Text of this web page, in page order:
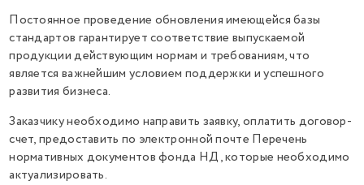
Постоянное проведение обновления имеющейся базы
стандартов гарантирует соответствие выпускаемой
продукции действующим нормам и требованиям, что
является важнейшим условием поддержки и успешного
развития бизнеса.
Заказчику необходимо направить заявку, оплатить договор-
счет, предоставить по электронной почте Перечень
нормативных документов фонда НД, которые необходимо
актуализировать.